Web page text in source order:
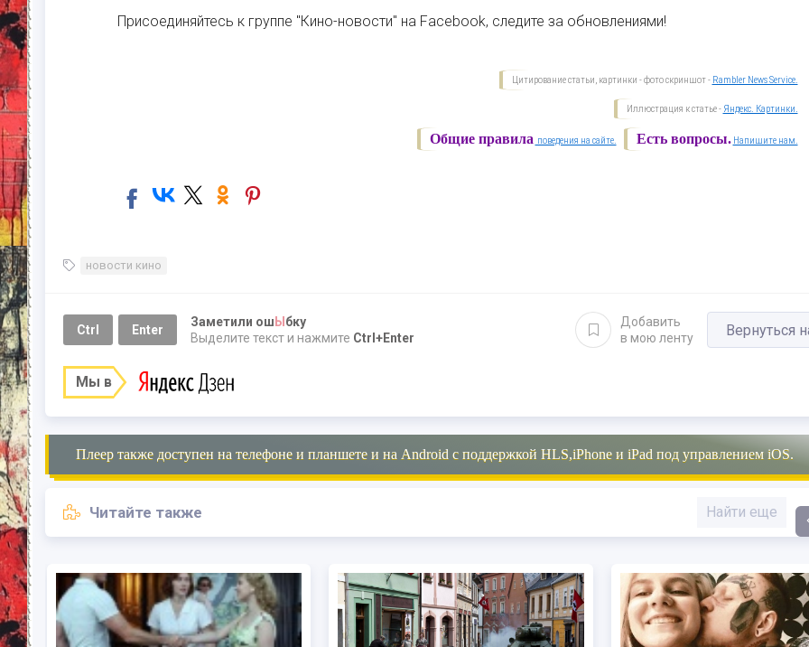
Присоединяйтесь к группе "Кино-новости" на Facebook, следите за обновлениями!
Цитирование статьи, картинки - фото скриншот - Rambler News Service.
Иллюстрация к статье - Яндекс. Картинки.
Есть вопросы. Напишите нам.
Общие правила поведения на сайте.
новости кино
Ctrl Enter
Заметили ош Ы бку
Выделите текст и нажмите Ctrl+Enter
Добавить
в мою ленту
Вернуться
Мы в
Плеер также доступен на телефоне и планшете и на Android с поддержкой HLS,iPhone и iPad под управлением iOS.
Читайте также Найти еще